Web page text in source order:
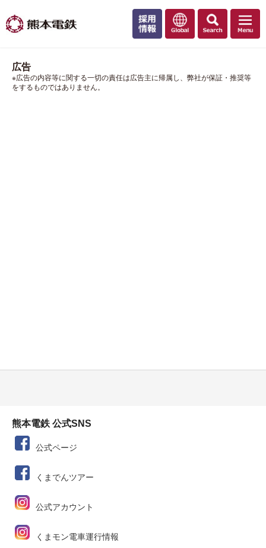
広告
※広告の内容等に関する一切の責任は広告主に帰属し、弊社が保証・推奨等
をするものではありません。
熊本電鉄 公式SNS
公式ページ
くまでんツアー
公式アカウント
くまモン電車運行情報